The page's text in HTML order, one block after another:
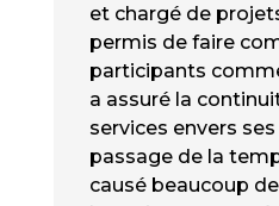
et chargé de
permis de faire
participants
a assuré la
services envers
passage de la
causé beaucoup